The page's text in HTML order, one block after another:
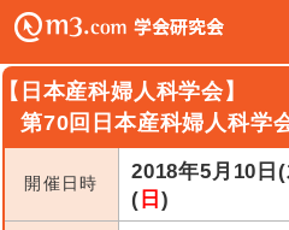
日本産科婦人科学会】
第70回日本産科婦人科学
開催日時
2018年5月10日
( 日 )